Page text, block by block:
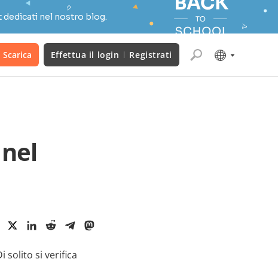
dedicati nel nostro blog.
Scarica Effettua il login Registrati
solito si verifica